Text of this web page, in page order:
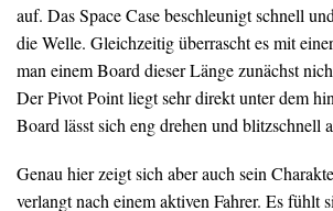
auf. Das Space Case beschleunigt schnell
die Welle. Gleichzeitig überrascht es mit
man einem Board dieser Länge zunächst
Der Pivot Point liegt sehr direkt unter dem
Board lässt sich eng drehen und blitzschnell
Genau hier zeigt sich aber auch sein
verlangt nach einem aktiven Fahrer. Es fühlt